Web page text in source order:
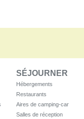
SÉJOURNER
Hébergements
Restaurants
Aires de camping-car
Salles de réception